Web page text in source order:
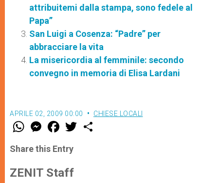
attribuitemi dalla stampa, sono fedele al
Papa”
San Luigi a Cosenza: “Padre” per
abbracciare la vita
La misericordia al femminile: secondo
convegno in memoria di Elisa Lardani
APRILE 02, 2009 00:00 CHIESE LOCALI
W
t
s
p
p
M
e
s
e
g
e
F
a
e
b
o
k
w
Share this Entry
ZENIT Staff